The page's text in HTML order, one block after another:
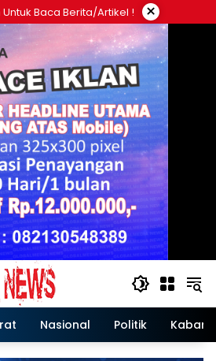
Baca Berita/artikel ! ×
Nasional Politik Kabar